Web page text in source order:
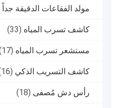
مولد الفقاعات الدقيقة جداً
كاشف تسرب المياه (33)
مستشعر تسرب المياه (17)
كاشف التسريب الذكي (16)
رأس دش مُصفى (18)